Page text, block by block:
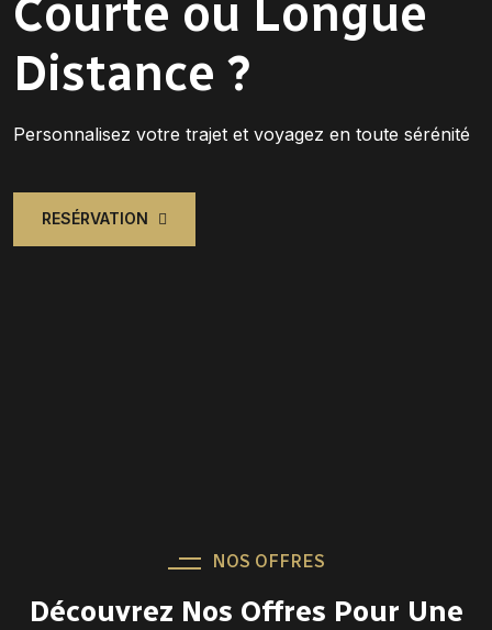
Courte ou Longue
Distance ?
Personnalisez votre trajet et voyagez en toute sérénité
RESÉRVATION
NOS OFFRES
Découvrez Nos Offres Pour Une